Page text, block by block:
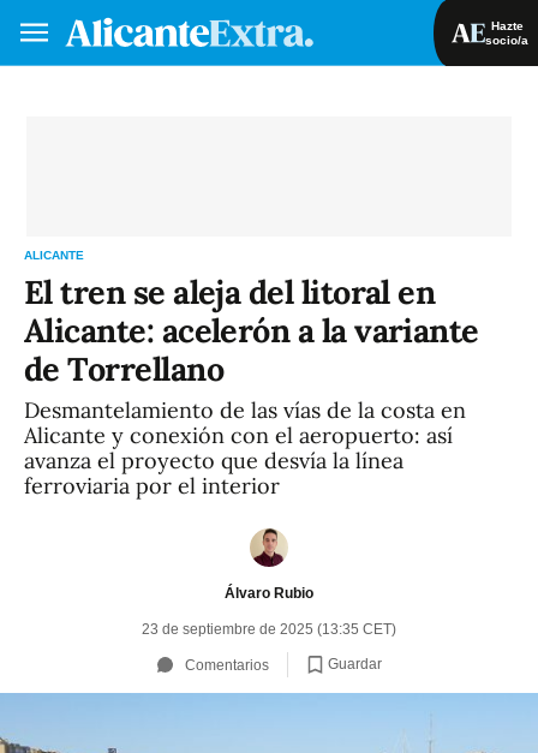
Hazte
socio/a
ALICANTE
El tren se aleja del litoral en
Alicante: acelerón a la variante
de Torrellano
Desmantelamiento de las vías de la costa en
Alicante y conexión con el aeropuerto: así
avanza el proyecto que desvía la línea
ferroviaria por el interior
Álvaro Rubio
23 de septiembre de 2025 (13:35 CET)
Comentarios Guardar